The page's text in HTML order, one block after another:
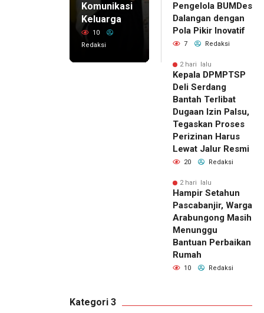
Komunikasi
Keluarga
10
Redaksi
Pengelola BUMDes
Dalangan dengan
Pola Pikir Inovatif
7 Redaksi
2 hari lalu
Kepala DPMPTSP
Deli Serdang
Bantah Terlibat
Dugaan Izin Palsu,
Tegaskan Proses
Perizinan Harus
Lewat Jalur Resmi
20 Redaksi
2 hari lalu
Hampir Setahun
Pascabanjir, Warga
Arabungong Masih
Menunggu
Bantuan Perbaikan
Rumah
10 Redaksi
Kategori 3